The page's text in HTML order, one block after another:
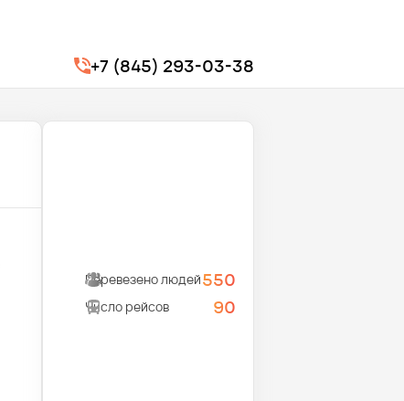
+7 (845) 293-03-38
Перевезено людей550
Число рейсов 90